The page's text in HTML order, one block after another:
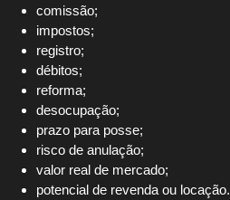
comissão;
impostos;
registro;
débitos;
reforma;
desocupação;
prazo para posse;
risco de anulação;
valor real de mercado;
potencial de revenda ou locação.